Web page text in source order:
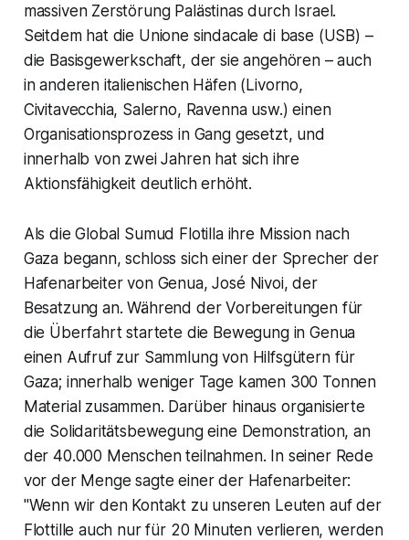
massiven Zerstörung Palästinas durch Israel.
Seitdem hat die Unione sindacale di base (USB) –
die Basisgewerkschaft, der sie angehören – auch
in anderen italienischen Häfen (Livorno,
Civitavecchia, Salerno, Ravenna usw.) einen
Organisationsprozess in Gang gesetzt, und
innerhalb von zwei Jahren hat sich ihre
Aktionsfähigkeit deutlich erhöht.
Als die Global Sumud Flotilla ihre Mission nach
Gaza begann, schloss sich einer der Sprecher der
Hafenarbeiter von Genua, José Nivoi, der
Besatzung an. Während der Vorbereitungen für
die Überfahrt startete die Bewegung in Genua
einen Aufruf zur Sammlung von Hilfsgütern für
Gaza; innerhalb weniger Tage kamen 300 Tonnen
Material zusammen. Darüber hinaus organisierte
die Solidaritätsbewegung eine Demonstration, an
der 40.000 Menschen teilnahmen. In seiner Rede
vor der Menge sagte einer der Hafenarbeiter:
"Wenn wir den Kontakt zu unseren Leuten auf der
Flottille auch nur für 20 Minuten verlieren, werden